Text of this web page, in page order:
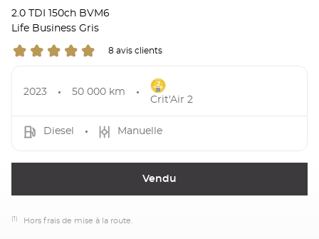
2.0 TDI 150ch BVM6
Life Business Gris
8 avis clients
2023 50 000 km
Crit'Air 2
Diesel Manuelle
Vendu
(1) Hors frais de mise à la route.